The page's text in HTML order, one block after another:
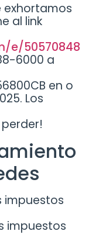
exhortamos
al link
e/50570848
6000 a
en o
Los
impuestos
impuestos